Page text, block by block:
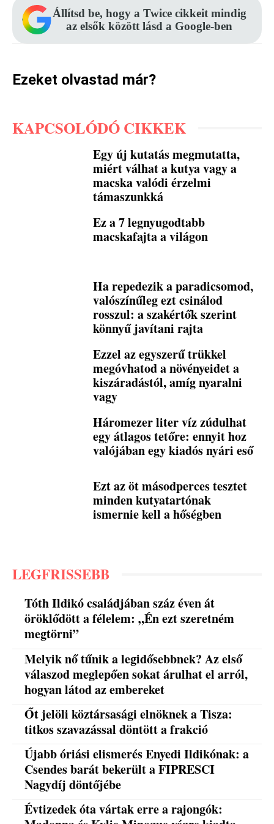
Állítsd be, hogy a Twice cikkeit mindig
az elsők között lásd a Google-ben
Ezeket olvastad már?
KAPCSOLÓDÓ CIKKEK
Egy új kutatás megmutatta,
miért válhat a kutya vagy a
macska valódi érzelmi
támaszunkká
Ez a 7 legnyugodtabb
macskafajta a világon
Ha repedezik a paradicsomod,
valószínűleg ezt csinálod
rosszul: a szakértők szerint
könnyű javítani rajta
Ezzel az egyszerű trükkel
megóvhatod a növényeidet a
kiszáradástól, amíg nyaralni
vagy
Háromezer liter víz zúdulhat
egy átlagos tetőre: ennyit hoz
valójában egy kiadós nyári eső
Ezt az öt másodperces tesztet
minden kutyatartónak
ismernie kell a hőségben
LEGFRISSEBB
Tóth Ildikó családjában száz éven át
öröklődött a félelem: „Én ezt szeretném
megtörni”
Melyik nő tűnik a legidősebbnek? Az első
válaszod meglepően sokat árulhat el arról,
hogyan látod az embereket
Őt jelöli köztársasági elnöknek a Tisza:
titkos szavazással döntött a frakció
Újabb óriási elismerés Enyedi Ildikónak: a
Csendes barát bekerült a FIPRESCI
Nagydíj döntőjébe
Évtizedek óta vártak erre a rajongók: